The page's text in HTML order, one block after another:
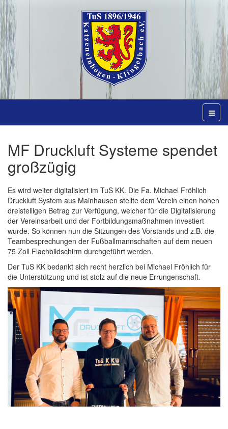
MF Druckluft Systeme spendet
großzügig
Es wird weiter digitalisiert im TuS KK. Die Fa. Michael Fröhlich
Druckluft System aus Mainhausen stellte dem Verein einen hohen
dreistelligen Betrag zur Verfügung, welcher für die Digitalisierung
der Vereinsarbeit und der Fortbildungsmaßnahmen investiert
wurde. So können nun die Sitzungen des Vorstands und z.B. die
Teambesprechungen der Fußballmannschaften auf dem neuen
75 Zoll Flachbildschirm durchgeführt werden.
Der TuS KK bedankt sich recht herzlich bei Michael Fröhlich für
die Unterstützung und ist stolz auf die neue Errungenschaft.